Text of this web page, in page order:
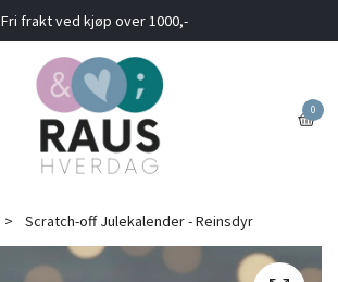
Fri frakt ved kjøp over 1000,-
0
Scratch-off Julekalender - Reinsdyr